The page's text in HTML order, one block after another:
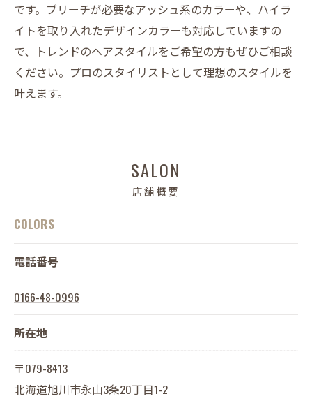
です。ブリーチが必要なアッシュ系のカラーや、ハイラ
イトを取り入れたデザインカラーも対応していますの
で、トレンドのヘアスタイルをご希望の方もぜひご相談
ください。プロのスタイリストとして理想のスタイルを
叶えます。
店舗概要
SALON
COLORS
電話番号
0166-48-0996
所在地
〒079-8413
北海道旭川市永山3条20丁目1-2